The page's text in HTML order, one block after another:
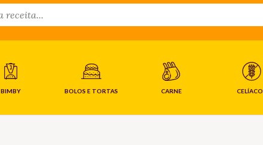
BIMBY BOLOS E TORTAS CARNE